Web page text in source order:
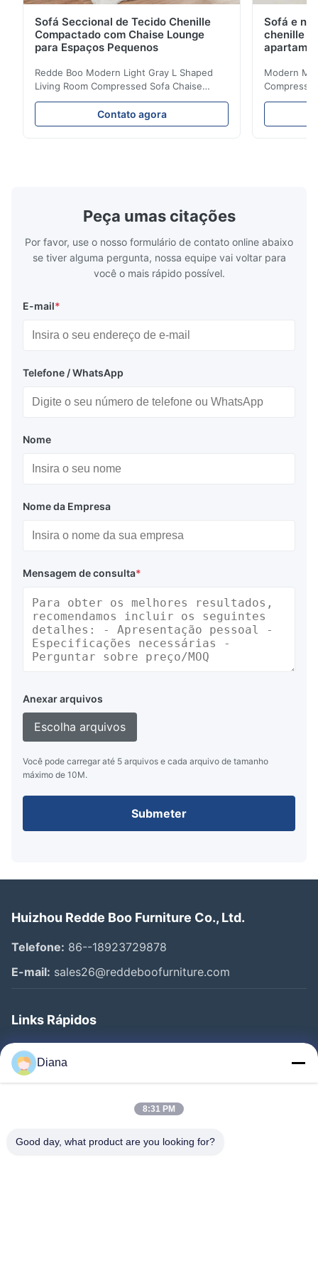
Sofá Seccional de Tecido Chenille
Compactado com Chaise Lounge
para Espaços Pequenos
Redde Boo Modern Light Gray L Shaped
Living Room Compressed Sofa Chaise
Lounge Product Overview High resilience
soft sectional sofa designed for small
spaces, featuring a contemporary light gray
Contato agora
Sofá e
chenille
Modern
Room
Peça umas citações
Por favor, use o nosso formulário de contato online abaixo
se tiver alguma pergunta, nossa equipe vai voltar para
você o mais rápido possível.
E-mail*
Telefone / WhatsApp
Nome
Nome da Empresa
Mensagem de consulta*
Anexar arquivos
Escolha arquivos
Você pode carregar até 5 arquivos e cada arquivo de tamanho
máximo de 10M.
Submeter
Huizhou Redde Boo Furniture Co., Ltd.
Telefone: 86--18923729878
E-mail: sales26@reddeboofurniture.com
Links Rápidos
Casa
Produtos
Fábrica
Diana
8:31 PM
Good day, what product are you looking for?